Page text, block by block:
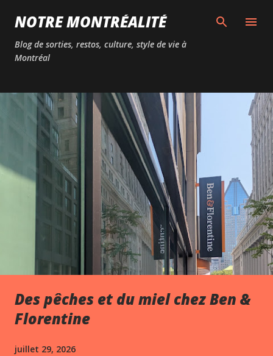
Passer au contenu principal
NOTRE MONTRÉALITÉ
Blog de sorties, restos, culture, style de vie à
Montréal
Des pêches et du miel chez Ben &
Florentine
juillet 29, 2026